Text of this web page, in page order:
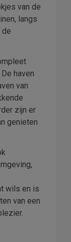
van de
langs
de
haven
van
zijn er
genieten
wils en is
van een